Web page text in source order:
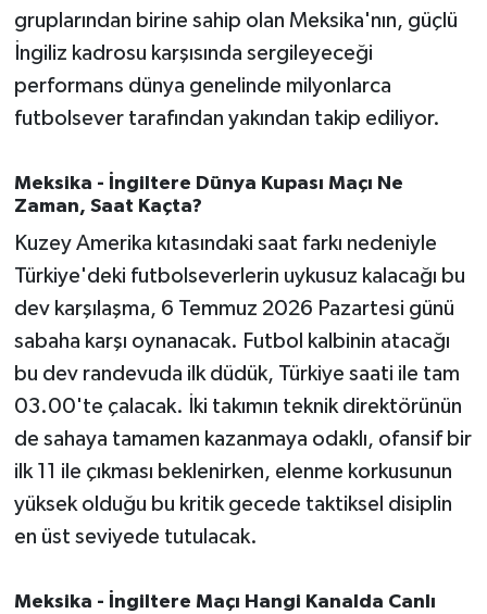
gruplarından birine sahip olan Meksika'nın, güçlü
İngiliz kadrosu karşısında sergileyeceği
performans dünya genelinde milyonlarca
futbolsever tarafından yakından takip ediliyor.
Meksika - İngiltere Dünya Kupası Maçı Ne
Zaman, Saat Kaçta?
Kuzey Amerika kıtasındaki saat farkı nedeniyle
Türkiye'deki futbolseverlerin uykusuz kalacağı bu
dev karşılaşma, 6 Temmuz 2026 Pazartesi günü
sabaha karşı oynanacak. Futbol kalbinin atacağı
bu dev randevuda ilk düdük, Türkiye saati ile tam
03.00'te çalacak. İki takımın teknik direktörünün
de sahaya tamamen kazanmaya odaklı, ofansif bir
ilk 11 ile çıkması beklenirken, elenme korkusunun
yüksek olduğu bu kritik gecede taktiksel disiplin
en üst seviyede tutulacak.
Meksika - İngiltere Maçı Hangi Kanalda Canlı
MAGAZİN
MANŞET
OLAY
OTOMOTİV
Resmi İlanlar
SAĞLIK
Savaştepe
SEYAHAT
SİYASET